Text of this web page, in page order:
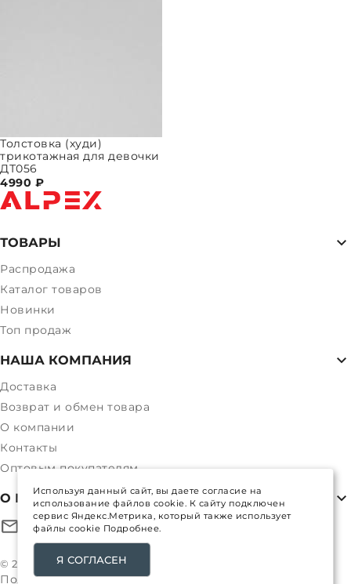
Толстовка (худи)
трикотажная для девочки
ДТ056
4990 ₽
© 2017- 2026 Все права защищены
Политика конфиденциальности
ТОВАРЫ
Распродажа
Каталог товаров
Новинки
Топ продаж
НАША КОМПАНИЯ
Доставка
Возврат и обмен товара
О компании
Контакты
Оптовым покупателям
О МАГАЗИНЕ
alpexstory@mail.ru
Используя данный сайт, вы даете согласие на
использование файлов cookie. К сайту подключен
сервис Яндекс.Метрика, который также использует
файлы cookie Подробнее.
Я СОГЛАСЕН